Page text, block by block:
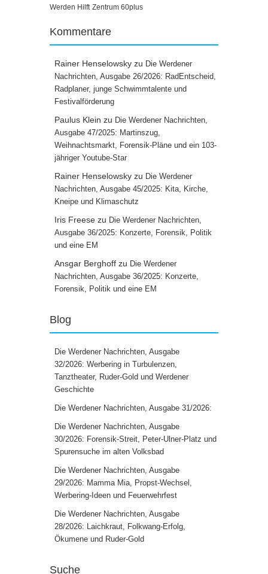
Werden Hilft Zentrum 60plus
Kommentare
Rainer Henselowsky zu Die Werdener
Nachrichten, Ausgabe 26/2026: RadEntscheid,
Radplaner, junge Schwimmtalente und
Festivalförderung
Paulus Klein zu Die Werdener Nachrichten,
Ausgabe 47/2025: Martinszug,
Weihnachtsmarkt, Forensik-Pläne und ein 103-
jähriger Youtube-Star
Rainer Henselowsky zu Die Werdener
Nachrichten, Ausgabe 45/2025: Kita, Kirche,
Kneipe und Klimaschutz
Iris Freese zu Die Werdener Nachrichten,
Ausgabe 36/2025: Konzerte, Forensik, Politik
und eine EM
Ansgar Berghoff zu Die Werdener
Nachrichten, Ausgabe 36/2025: Konzerte,
Forensik, Politik und eine EM
Blog
Die Werdener Nachrichten, Ausgabe
32/2026: Werbering in Turbulenzen,
Tanztheater, Ruder-Gold und Werdener
Geschichte
Die Werdener Nachrichten, Ausgabe 31/2026:
Die Werdener Nachrichten, Ausgabe
30/2026: Forensik-Streit, Peter-Ulner-Platz und
Spurensuche im alten Volksbad
Die Werdener Nachrichten, Ausgabe
29/2026: Mamma Mia, Propst-Wechsel,
Werbering-Ideen und Feuerwehrfest
Die Werdener Nachrichten, Ausgabe
28/2026: Laichkraut, Folkwang-Erfolg,
Ökumene und Ruder-Gold
Suche